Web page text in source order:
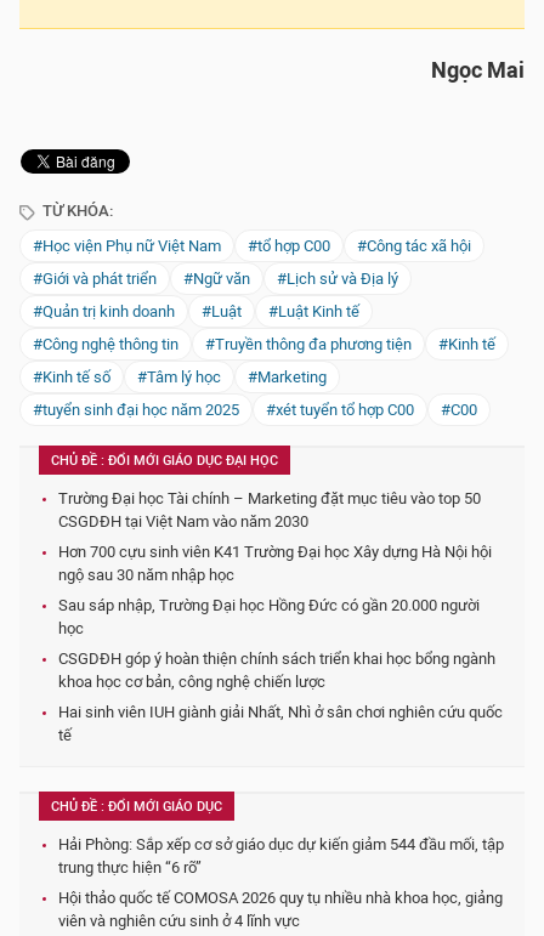
Ngọc Mai
TỪ KHÓA:
#Học viện Phụ nữ Việt Nam
#tổ hợp C00
#Công tác xã hội
#Giới và phát triển
#Ngữ văn
#Lịch sử và Địa lý
#Quản trị kinh doanh
#Luật
#Luật Kinh tế
#Công nghệ thông tin
#Truyền thông đa phương tiện
#Kinh tế
#Kinh tế số
#Tâm lý học
#Marketing
#tuyển sinh đại học năm 2025
#xét tuyển tổ hợp C00 #C00
CHỦ ĐỀ : ĐỔI MỚI GIÁO DỤC ĐẠI HỌC
Trường Đại học Tài chính – Marketing đặt mục tiêu vào top 50
CSGDĐH tại Việt Nam vào năm 2030
Hơn 700 cựu sinh viên K41 Trường Đại học Xây dựng Hà Nội hội
ngộ sau 30 năm nhập học
Sau sáp nhập, Trường Đại học Hồng Đức có gần 20.000 người
học
CSGDĐH góp ý hoàn thiện chính sách triển khai học bổng ngành
khoa học cơ bản, công nghệ chiến lược
Hai sinh viên IUH giành giải Nhất, Nhì ở sân chơi nghiên cứu quốc
tế
CHỦ ĐỀ : ĐỔI MỚI GIÁO DỤC
Hải Phòng: Sắp xếp cơ sở giáo dục dự kiến giảm 544 đầu mối, tập
trung thực hiện “6 rõ”
Hội thảo quốc tế COMOSA 2026 quy tụ nhiều nhà khoa học, giảng
viên và nghiên cứu sinh ở 4 lĩnh vực